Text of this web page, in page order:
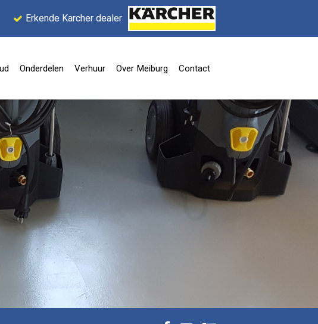
Erkende Karcher dealer
Onderdelen Verhuur Over Meiburg Contact